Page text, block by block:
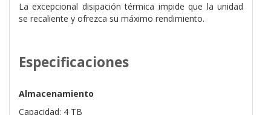
La excepcional disipación térmica impide que la unidad
se recaliente y ofrezca su máximo rendimiento.
Especificaciones
Almacenamiento
Capacidad: 4 TB